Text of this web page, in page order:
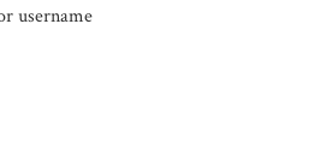
username